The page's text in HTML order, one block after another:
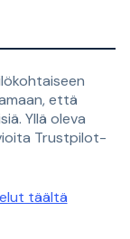
että
Yllä oleva
Trustpilot-
täältä